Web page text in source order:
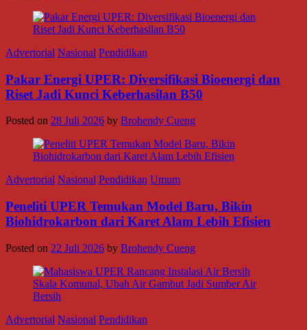
Advertorial Nasional Pendidikan
Pakar Energi UPER: Diversifikasi Bioenergi dan
Riset Jadi Kunci Keberhasilan B50
Posted on 28 Juli 2026 by Brohendy Cueng
Advertorial Nasional Pendidikan Umum
Peneliti UPER Temukan Model Baru, Bikin
Biohidrokarbon dari Karet Alam Lebih Efisien
Posted on 22 Juli 2026 by Brohendy Cueng
Advertorial Nasional Pendidikan